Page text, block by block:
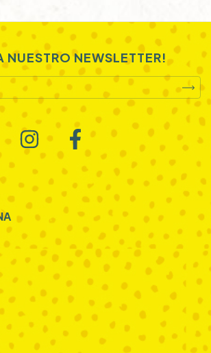
NUESTRO NEWSLETTER!